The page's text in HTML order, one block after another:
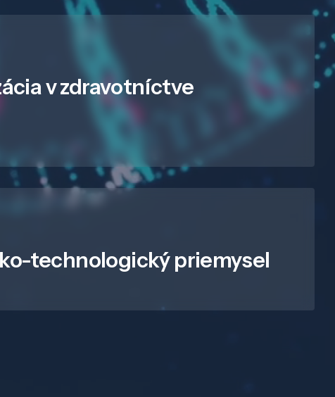
v zdravotníctve
technologický priemysel